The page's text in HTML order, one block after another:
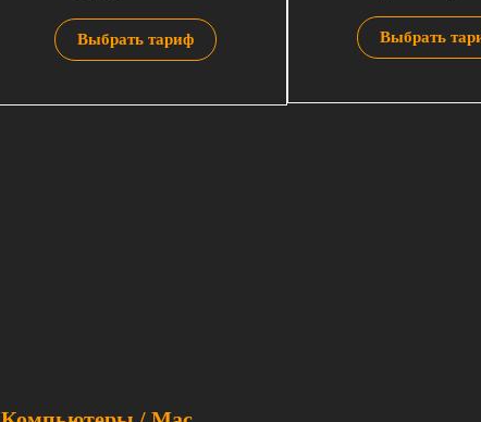
Выбрать тариф Выбрать